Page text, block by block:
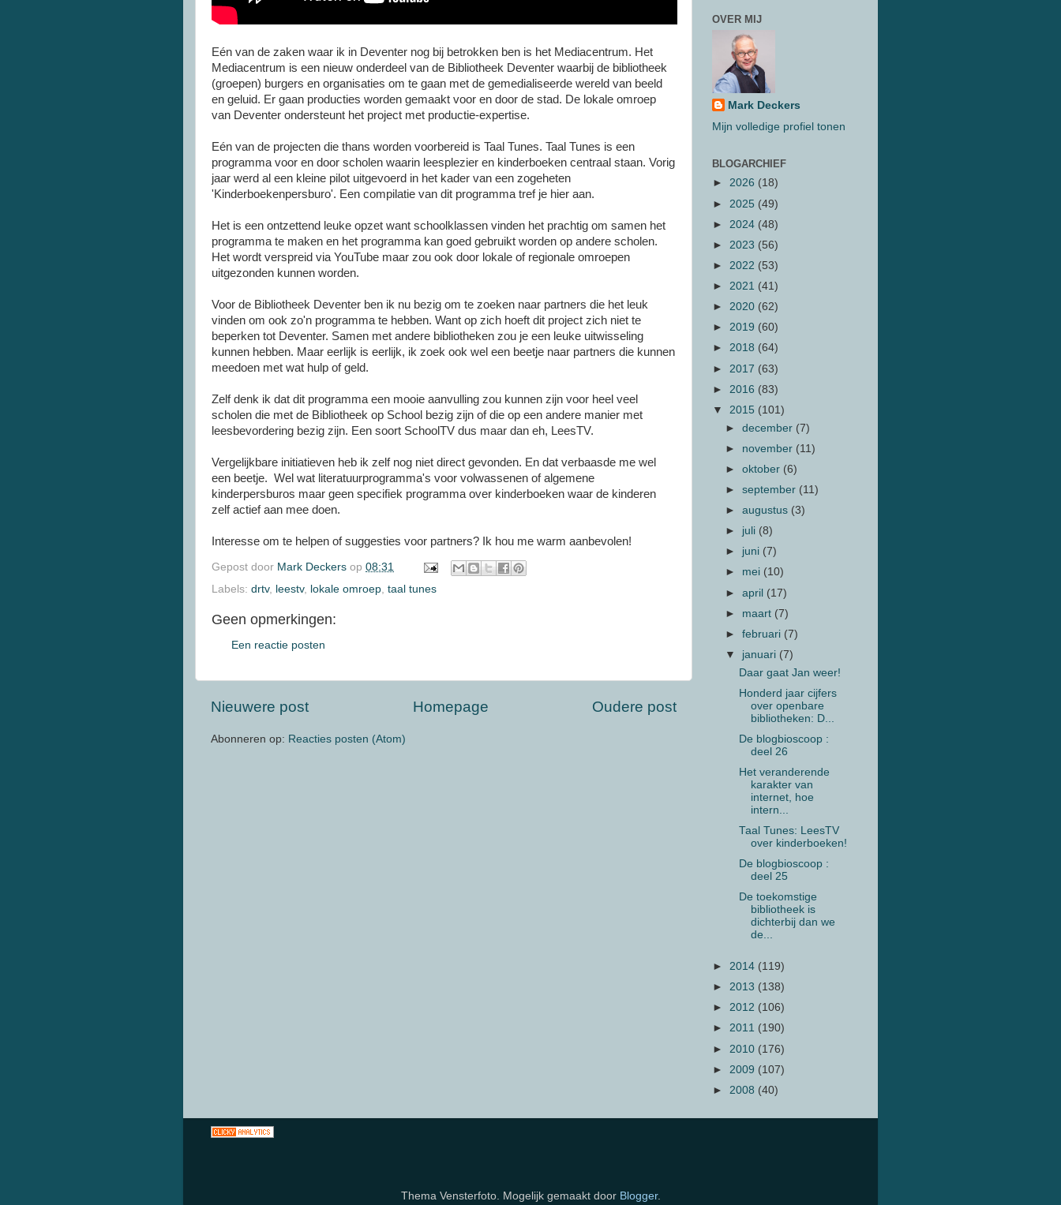
Eén van de zaken waar ik in Deventer nog bij betrokken ben is het Mediacentrum. Het
Mediacentrum is een nieuw onderdeel van de Bibliotheek Deventer waarbij de bibliotheek
(groepen) burgers en organisaties om te gaan met de gemedialiseerde wereld van beeld
en geluid. Er gaan producties worden gemaakt voor en door de stad. De lokale omroep
van Deventer ondersteunt het project met productie-expertise.
Eén van de projecten die thans worden voorbereid is Taal Tunes. Taal Tunes is een
programma voor en door scholen waarin leesplezier en kinderboeken centraal staan. Vorig
jaar werd al een kleine pilot uitgevoerd in het kader van een zogeheten
'Kinderboekenpersburo'. Een compilatie van dit programma tref je hier aan.
Het is een ontzettend leuke opzet want schoolklassen vinden het prachtig om samen het
programma te maken en het programma kan goed gebruikt worden op andere scholen.
Het wordt verspreid via YouTube maar zou ook door lokale of regionale omroepen
uitgezonden kunnen worden.
Voor de Bibliotheek Deventer ben ik nu bezig om te zoeken naar partners die het leuk
vinden om ook zo'n programma te hebben. Want op zich hoeft dit project zich niet te
beperken tot Deventer. Samen met andere bibliotheken zou je een leuke uitwisseling
kunnen hebben. Maar eerlijk is eerlijk, ik zoek ook wel een beetje naar partners die kunnen
meedoen met wat hulp of geld.
Zelf denk ik dat dit programma een mooie aanvulling zou kunnen zijn voor heel veel
scholen die met de Bibliotheek op School bezig zijn of die op een andere manier met
leesbevordering bezig zijn. Een soort SchoolTV dus maar dan eh, LeesTV.
Vergelijkbare initiatieven heb ik zelf nog niet direct gevonden. En dat verbaasde me wel
een beetje. Wel wat literatuurprogramma's voor volwassenen of algemene
kinderpersburos maar geen specifiek programma over kinderboeken waar de kinderen
zelf actief aan mee doen.
Interesse om te helpen of suggesties voor partners? Ik hou me warm aanbevolen!
Gepost door Mark Deckers op 08:31
Labels: drtv, leestv, lokale omroep taal tunes
Geen opmerkingen:
Een reactie posten
Nieuwere post Oudere post
Homepage
Abonneren op: Reacties posten (Atom)
OVER MIJ
Mark Deckers
Mijn volledige profiel tonen
BLOGARCHIEF
► 2026 (18)
► 2025 (49)
► 2024 (48)
► 2023 (56)
► 2022 (53)
► 2021 (41)
► 2020 (62)
► 2019 (60)
► 2018 (64)
► 2017 (63)
► 2016 (83)
▼ 2015 (101)
►december (7)
► november (11)
►oktober (6)
►september (11)
►augustus (3)
► juli (8)
► juni (7)
► mei (10)
►april (17)
► maart (7)
►februari (7)
▼ januari (7)
Daar gaat Jan weer!
Honderd jaar cijfers
over openbare
bibliotheken: D...
De blogbioscoop :
deel 26
Het veranderende
karakter van
internet, hoe
intern...
Taal Tunes: LeesTV
over kinderboeken!
De blogbioscoop :
deel 25
De toekomstige
bibliotheek is
dichterbij dan we
de...
► 2014 (119)
► 2013 (138)
► 2012 (106)
► 2011 (190)
► 2010 (176)
► 2009 (107)
► 2008 (40)
Thema Vensterfoto. Mogelijk gemaakt door Blogger.